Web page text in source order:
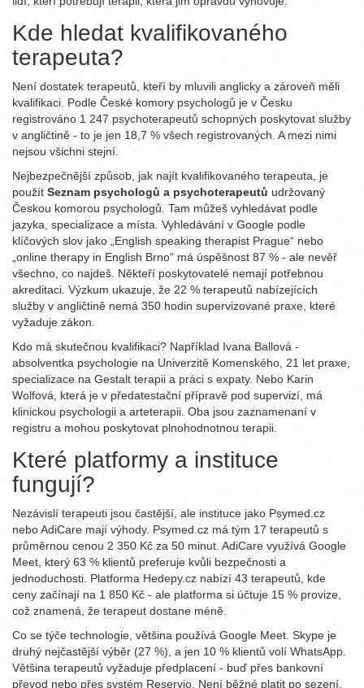
Kde hledat kvalifikovaného
terapeuta?
Není dostatek terapeutů, kteří by mluvili anglicky a zároveň měli
kvalifikaci. Podle České komory psychologů je v Česku
registrováno 1 247 psychoterapeutů schopných poskytovat služby
v angličtině - to je jen 18,7 % všech registrovaných. A mezi nimi
nejsou všichni stejní.
Nejbezpečnější způsob, jak najít kvalifikovaného terapeuta, je
použít Seznam psychologů a psychoterapeutů udržovaný
Českou komorou psychologů. Tam můžeš vyhledávat podle
jazyka, specializace a místa. Vyhledávání v Google podle
klíčových slov jako „English speaking therapist Prague“ nebo
„online therapy in English Brno“ má úspěšnost 87 % - ale nevěř
všechno, co najdeš. Někteří poskytovatelé nemají potřebnou
akreditaci. Výzkum ukazuje, že 22 % terapeutů nabízejících
služby v angličtině nemá 350 hodin supervizované praxe, které
vyžaduje zákon.
Kdo má skutečnou kvalifikaci? Například Ivana Ballová -
absolventka psychologie na Univerzitě Komenského, 21 let praxe,
specializace na Gestalt terapii a práci s expaty. Nebo Karin
Wolfová, která je v předatestační přípravě pod supervizí, má
klinickou psychologii a arteterapii. Oba jsou zaznamenaní v
registru a mohou poskytovat plnohodnotnou terapii.
Které platformy a instituce
fungují?
Nezávislí terapeuti jsou častější, ale instituce jako Psymed.cz
nebo AdiCare mají výhody. Psymed.cz má tým 17 terapeutů s
průměrnou cenou 2 350 Kč za 50 minut. AdiCare využívá Google
Meet, který 63 % klientů preferuje kvůli bezpečnosti a
jednoduchosti. Platforma Hedepy.cz nabízí 43 terapeutů, kde
ceny začínají na 1 850 Kč - ale platforma si účtuje 15 % provize,
což znamená, že terapeut dostane méně.
Co se týče technologie, většina používá Google Meet. Skype je
druhý nejčastější výběr (27 %), a jen 10 % klientů volí WhatsApp.
Většina terapeutů vyžaduje předplacení - buď přes bankovní
převod nebo přes systém Reservio. Není běžné platit po sezení.